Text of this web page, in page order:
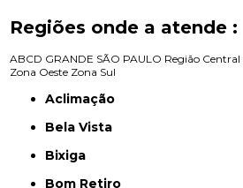
Regiões onde a atende :
ABCD GRANDE SÃO PAULO Região Central
Zona Oeste Zona Sul
Aclimação
Bela Vista
Bixiga
Bom Retiro